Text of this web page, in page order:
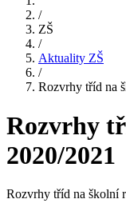
/
ZŠ
/
Aktuality ZŠ
/
Rozvrhy tříd na
Rozvrhy
2020/2021
Rozvrhy tříd na školní